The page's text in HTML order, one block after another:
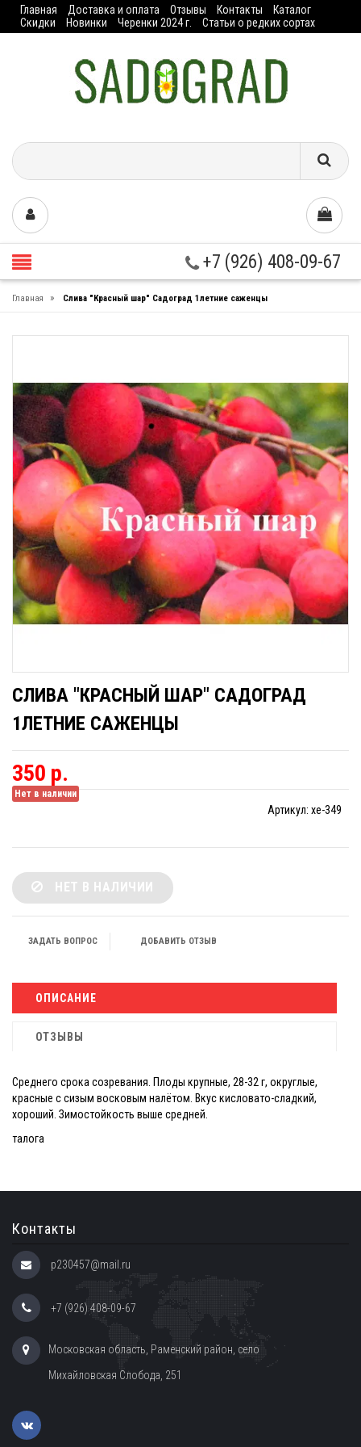
Главная Доставка и оплата Отзывы Контакты
Каталог
Скидки
Новинки Черенки 2024 г. Статьи о редких сортах
+7 (926) 408-09-67
Главная » Слива "Красный шар" Садоград 1летние саженцы
СЛИВА "КРАСНЫЙ ШАР" САДОГРАД
1ЛЕТНИЕ САЖЕНЦЫ
350 р.
Нет в наличии
Артикул: xe-349
НЕТ В НАЛИЧИИ
ЗАДАТЬ ВОПРОС ДОБАВИТЬ ОТЗЫВ
ОПИСАНИЕ
ОТЗЫВЫ
Среднего срока созревания. Плоды крупные, 28-32 г, округлые,
красные с сизым восковым налётом. Вкус кисловато-сладкий,
хороший. Зимостойкость выше средней.
талога
Контакты
p230457@mail.ru
+7 (926) 408-09-67
Московская область, Раменский район, село
Михайловская Слобода, 251